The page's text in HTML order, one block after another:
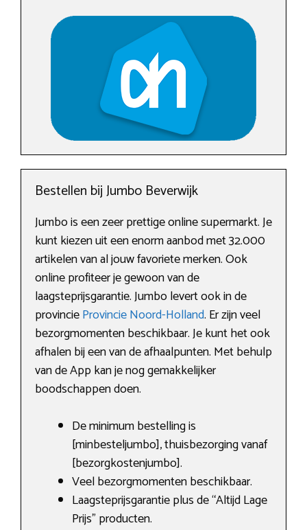
Bestellen bij Jumbo Beverwijk
Jumbo is een zeer prettige online supermarkt. Je
kunt kiezen uit een enorm aanbod met 32.000
artikelen van al jouw favoriete merken. Ook
online profiteer je gewoon van de
laagsteprijsgarantie. Jumbo levert ook in de
provincieProvincie Noord-Holland. Er zijn veel
bezorgmomenten beschikbaar. Je kunt het ook
afhalen bij een van de afhaalpunten. Met behulp
van de App kan je nog gemakkelijker
boodschappen doen.
De minimum bestelling is
[minbesteljumbo], thuisbezorging vanaf
[bezorgkostenjumbo].
Veel bezorgmomenten beschikbaar.
Laagsteprijsgarantie plus de “Altijd Lage
Prijs” producten.